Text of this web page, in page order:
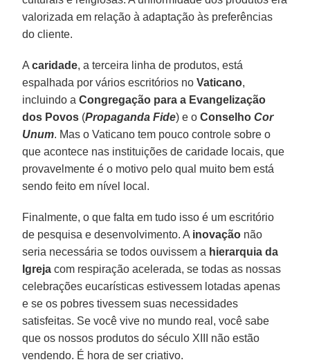
valorizada em relação à adaptação às preferências
do cliente.
Acaridade, a terceira linha de produtos, está
espalhada por vários escritórios noVaticano,
incluindo aCongregação para a Evangelização
dos Povos (Propaganda Fide) e oConselhoCor
Unum. Mas o Vaticano tem pouco controle sobre o
que acontece nas instituições de caridade locais, que
provavelmente é o motivo pelo qual muito bem está
sendo feito em nível local.
Finalmente, o que falta em tudo isso é um escritório
de pesquisa e desenvolvimento. A inovação não
seria necessária se todos ouvissem a hierarquia da
Igreja com respiração acelerada, se todas as nossas
celebrações eucarísticas estivessem lotadas apenas
e se os pobres tivessem suas necessidades
satisfeitas. Se você vive no mundo real, você sabe
que os nossos produtos do século XIII não estão
vendendo. É hora de ser criativo.